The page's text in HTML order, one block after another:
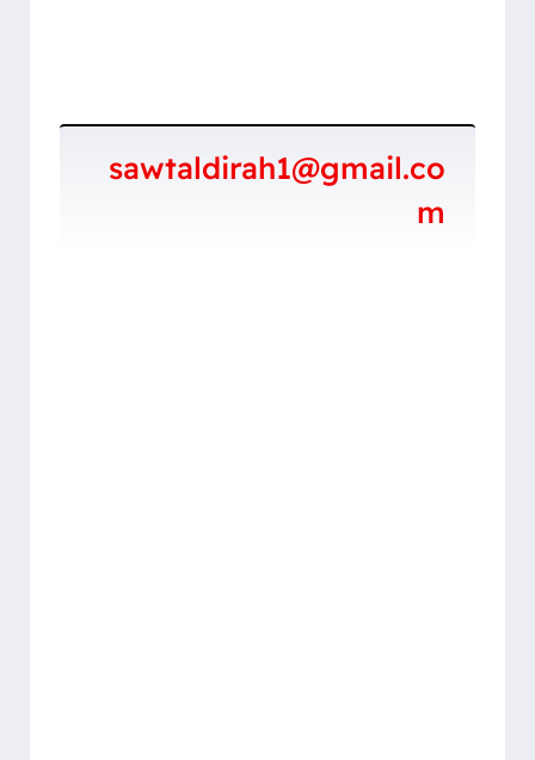
sawtaldirah1@gmail.co
m